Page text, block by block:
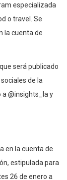
especializada
o travel. Se
la cuenta de
será publicado
de la
@insights_la y
en la cuenta de
estipulada para
26 de enero a